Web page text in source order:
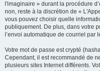
l'imaginaire » durant la procédure
non, reste à la discrétion de «
vous pouvez choisir quelle
publiquement. De plus, dans votre
l’envoi automatique de courriel par
Votre mot de passe est crypté
Cependant, il est recommandé de
plusieurs sites Internet différents.